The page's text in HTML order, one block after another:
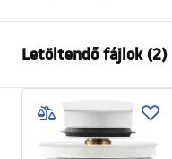
Anyag
Szín
Kivitel
Hosszúság
Letöltendő fájlok (2)
Telepítési utasítások
Basin.pdf